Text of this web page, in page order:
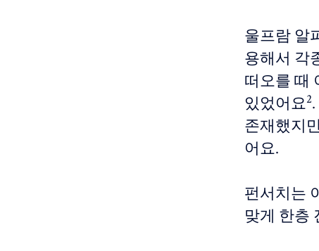
울프람 알
용해서 각
떠오를 때
있었어요2
존재했지
어요.
펀서치는
맞게 한층